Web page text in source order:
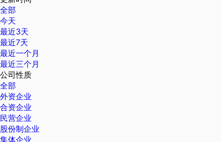
全部
今天
最近3天
最近7天
最近一个月
最近三个月
公司性质
全部
外资企业
合资企业
民营企业
股份制企业
集体企业